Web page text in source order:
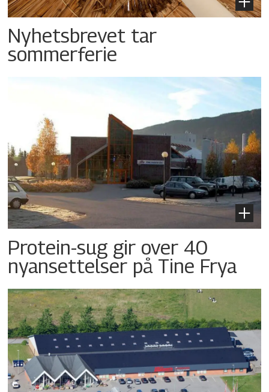
Nyhetsbrevet tar
sommerferie
Protein-sug gir over 40
nyansettelser på Tine Frya